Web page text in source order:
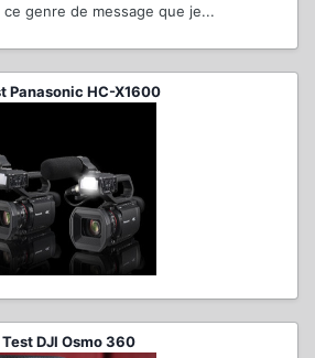
genre de message que je...
Panasonic HC-X1600
Test DJI Osmo 360